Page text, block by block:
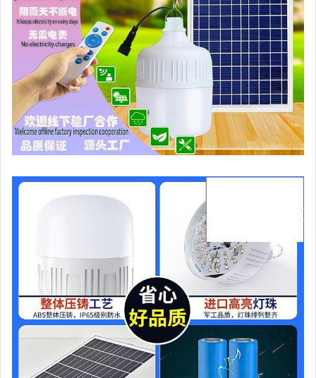
偶像、球員卡與郵幣
女裝與服飾配件
手錶與飾品配件
女包精品與女鞋
家電與影音視聽
美食與地方特產